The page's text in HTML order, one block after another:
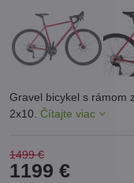
Gravel bicykel s rámom
2x10. Čítajte viac
1499 €
1199 €